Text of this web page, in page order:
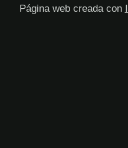
Página web creada con